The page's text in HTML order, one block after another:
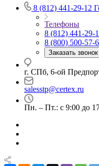
8 (812) 441-29-12
Телефоны
8 (812) 441-29-
8 (800) 500-57-
Заказать звонок
г. СПб, 6-ой
salesstp@certex.ru
Пн. – Пт.: с 9:00 до